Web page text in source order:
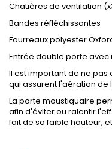
Chatières de ventilation
Bandes réfléchissantes
Fourreaux polyester
Entrée double porte avec
Il est important de ne
qui assurent l'aération de
La porte moustiquaire
afin d'éviter ou ralentir
fait de sa faible hauteur,